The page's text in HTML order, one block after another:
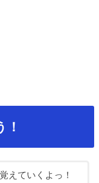
！
えていくよっ！